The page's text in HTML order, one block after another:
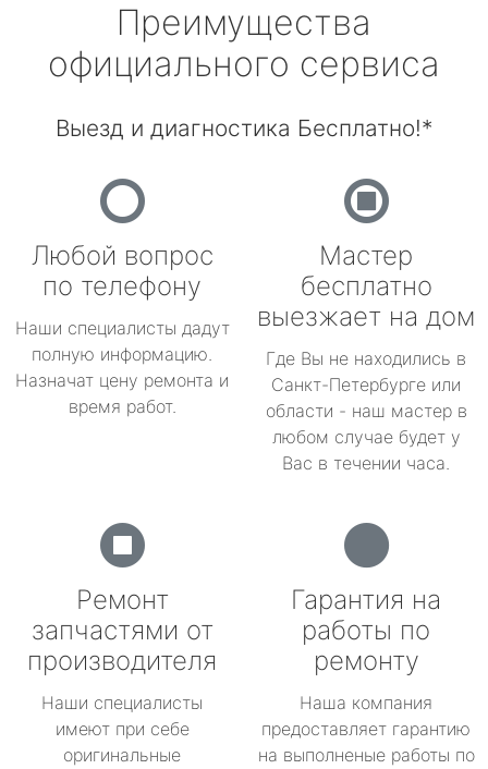
Преимущества
официального сервиса
Выезд и диагностика Бесплатно!*
Любой вопрос
по телефону
Наши специалисты дадут
полную информацию.
Назначат цену ремонта и
время работ.
Мастер
бесплатно
выезжает на дом
Где Вы не находились в
Санкт-Петербурге или
области - наш мастер в
любом случае будет у
Вас в течении часа.
Ремонт
запчастями от
производителя
Наши специалисты
имеют при себе
оригинальные
Гарантия на
работы по
ремонту
Наша компания
предоставляет гарантию
на выполненые работы по